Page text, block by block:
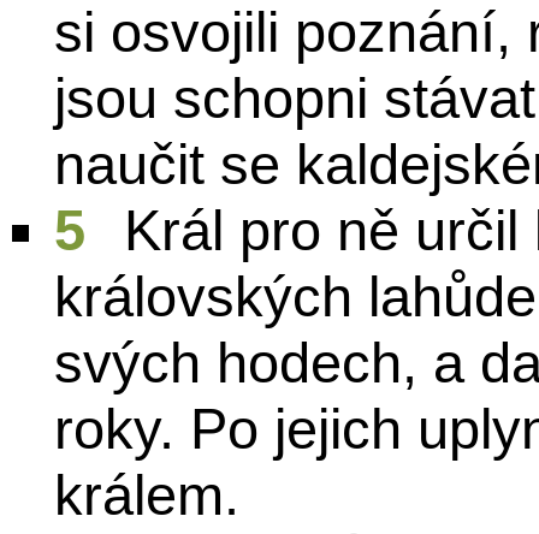
si osvojili poznání,
jsou schopni
naučit se
5
Král pro ně
královských
svých hodech, a
roky. Po jejich
králem.